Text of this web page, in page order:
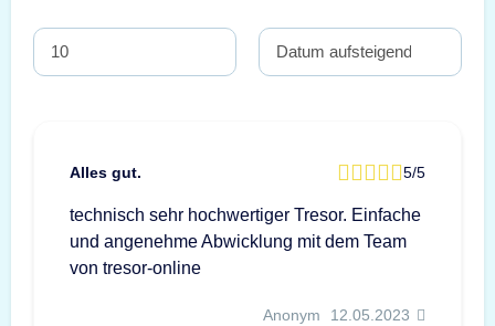
Alles gut. 5/5
technisch sehr hochwertiger Tresor. Einfache
und angenehme Abwicklung mit dem Team
von tresor-online
Anonym 12.05.2023